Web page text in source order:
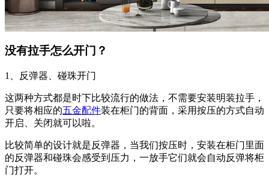
没有拉手怎么开门？
1、反弹器、碰珠开门
这两种方式都是时下比较流行的做法，不需要安装明装拉手，
只要将相应的五金配件装在柜门的背面，采用按压的方式自动
开启、关闭就可以啦。
比较简单的设计就是反弹器，当我们按压时，安装在柜门里面
的反弹器和碰珠会感受到压力，一放手它们就会自动反弹将柜
门打开。